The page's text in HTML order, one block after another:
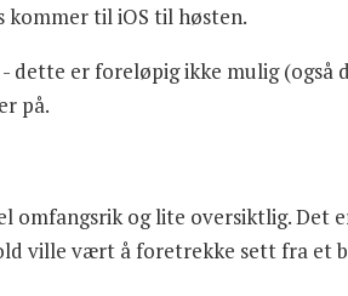
til iOS til høsten.
dette er foreløpig ikke mulig (også
på.
omfangsrik og lite oversiktlig. Det
ville vært å foretrekke sett fra et